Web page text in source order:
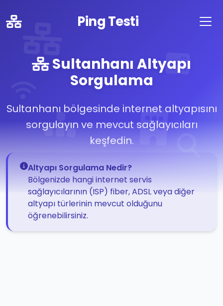
Ping Testi
Sultanhanı Altyapı
Sorgulama
Sultanhanı bölgesinde internet altyapısını
sorgulayın ve mevcut sağlayıcıları
keşfedin.
Altyapı Sorgulama Nedir?
Bölgenizde hangi internet servis
sağlayıcılarının (ISP) fiber, ADSL veya diğer
altyapı türlerinin mevcut olduğunu
öğrenebilirsiniz.